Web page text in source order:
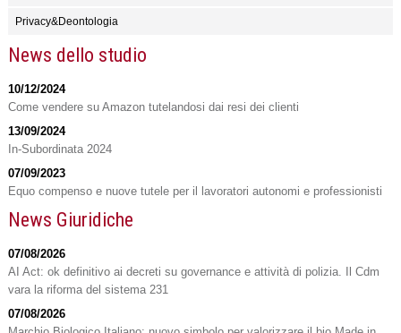
Privacy&Deontologia
News dello studio
10/12/2024
Come vendere su Amazon tutelandosi dai resi dei clienti
13/09/2024
In-Subordinata 2024
07/09/2023
Equo compenso e nuove tutele per il lavoratori autonomi e professionisti
News Giuridiche
07/08/2026
AI Act: ok definitivo ai decreti su governance e attività di polizia. Il Cdm
vara la riforma del sistema 231
07/08/2026